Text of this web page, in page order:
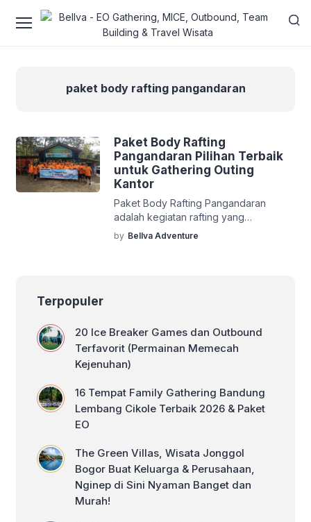
paket body rafting pangandaran
Paket Body Rafting
Pangandaran Pilihan Terbaik
untuk Gathering Outing
Kantor
Paket Body Rafting Pangandaran
adalah kegiatan rafting yang
diselenggarakan di Pangandaran,
Jawa Barat. Paket ini termasuk paket
seru dan tidak terlupakan. Apalagi,
kegiatan body rafting Pangandaran
merupakan salah satu wisata terbaik di
[…]
by Bellva Adventure
Terpopuler
20 Ice Breaker Games dan Outbound
Terfavorit (Permainan Memecah
Kejenuhan)
16 Tempat Family Gathering Bandung
Lembang Cikole Terbaik 2026 & Paket
EO
The Green Villas, Wisata Jonggol
Bogor Buat Keluarga & Perusahaan,
Nginep di Sini Nyaman Banget dan
Murah!